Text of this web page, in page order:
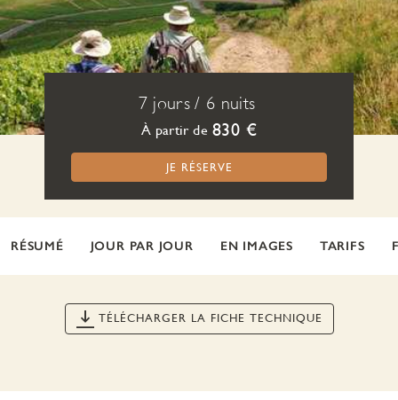
7 jours / 6 nuits
À partir de 830 €
JE RÉSERVE
RÉSUMÉ JOUR PAR JOUR EN IMAGES TARIFS
TÉLÉCHARGER LA FICHE TECHNIQUE